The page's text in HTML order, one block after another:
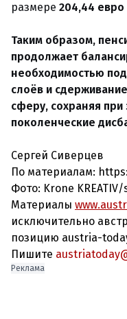
размере 204,44 евро
Таким образом,
продолжает
необходимостью
слоёв и
сферу, сохраняя
поколенческие
Сергей Сиверцев
По материалам:
Фото: Krone
Материалы
исключительно
позицию austria-
Пишите
Реклама